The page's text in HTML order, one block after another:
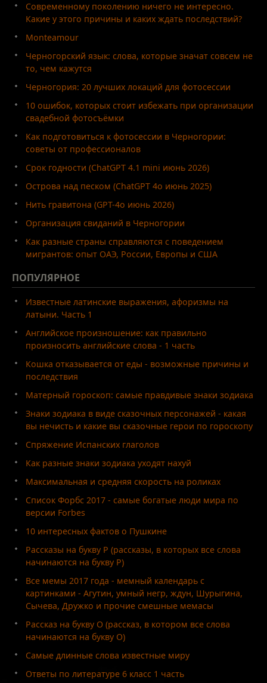
Современному поколению ничего не интересно.
Какие у этого причины и каких ждать последствий?
Monteamour
Черногорский язык: слова, которые значат совсем не
то, чем кажутся
Черногория: 20 лучших локаций для фотосессии
10 ошибок, которых стоит избежать при организации
свадебной фотосъёмки
Как подготовиться к фотосессии в Черногории:
советы от профессионалов
Срок годности (ChatGPT 4.1 mini июнь 2026)
Острова над песком (ChatGPT 4o июнь 2025)
Нить гравитона (GPT-4o июнь 2026)
Организация свиданий в Черногории
Как разные страны справляются с поведением
мигрантов: опыт ОАЭ, России, Европы и США
ПОПУЛЯРНОЕ
Известные латинские выражения, афоризмы на
латыни. Часть 1
Английское произношение: как правильно
произносить английские слова - 1 часть
Кошка отказывается от еды - возможные причины и
последствия
Матерный гороскоп: самые правдивые знаки зодиака
Знаки зодиака в виде сказочных персонажей - какая
вы нечисть и какие вы сказочные герои по гороскопу
Спряжение Испанских глаголов
Как разные знаки зодиака уходят нахуй
Максимальная и средняя скорость на роликах
Список Форбс 2017 - самые богатые люди мира по
версии Forbes
10 интересных фактов о Пушкине
Рассказы на букву Р (рассказы, в которых все слова
начинаются на букву Р)
Все мемы 2017 года - мемный календарь с
картинками - Агутин, умный негр, ждун, Шурыгина,
Сычева, Дружко и прочие смешные мемасы
Рассказ на букву О (рассказ, в котором все слова
начинаются на букву О)
Самые длинные слова известные миру
Ответы по литературе 6 класс 1 часть